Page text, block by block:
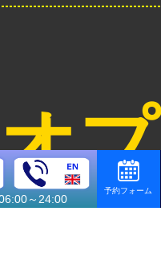
オ
～24:00
予約フォーム